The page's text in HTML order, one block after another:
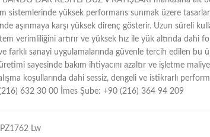
sistemlerinde yüksek performans sunmak üzere
aşınmaya karşı yüksek direnç gösterir. Uzun süreli
verimliliğini artırır ve yüksek hız ile yük altında dahi
farklı sanayi uygulamalarında güvenle tercih edilen bu
sayesinde bakım ihtiyacını azaltır ve işletme
koşullarında dahi sessiz, dengeli ve istikrarlı
632 30 00 İmes Şube: +90 (216) 364 94 209
Lw